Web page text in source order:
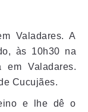
Valadares. A
às 10h30 na
em Valadares.
Cucujães.
e lhe dê o